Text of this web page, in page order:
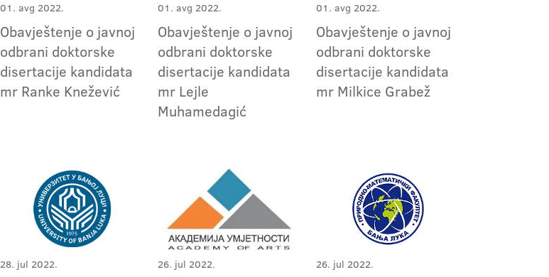
01. avg 2022.
Obavještenje o javnoj
odbrani doktorske
disertacije kandidata
mr Ranke Knežević
01. avg 2022.
Obavještenje o javnoj
odbrani doktorske
disertacije kandidata
mr Lejle
Muhamedagić
01. avg 2022.
Obavještenje o javnoj
odbrani doktorske
disertacije kandidata
mr Milkice Grabež
28. jul 2022. 26. jul 2022. 26. jul 2022.